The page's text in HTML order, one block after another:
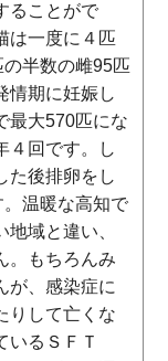
ることがで
は一度に４匹
半数の雌95匹
情期に妊娠し
最大570匹にな
４回です。し
た後排卵をし
温暖な高知で
域と違い、
。もちろんみ
が、感染症に
りして亡くな
いるＳＦＴ